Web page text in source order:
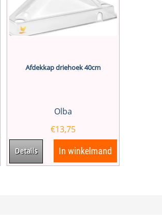
Afdekkap driehoek 40cm
Olba
€13,75
Details In winkelmand